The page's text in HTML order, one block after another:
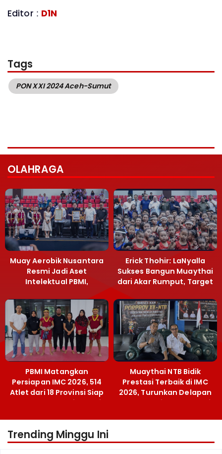
Editor : D1N
Tags
PON XXI 2024 Aceh-Sumut
OLAHRAGA
Muay Aerobik Nusantara
Resmi Jadi Aset
Intelektual PBMI,
Terobosan Bangun
Grassroots
Erick Thohir: LaNyalla
Sukses Bangun Muaythai
dari Akar Rumput, Target
PBMI Matangkan
Persiapan IMC 2026, 514
Atlet dari 18 Provinsi Siap
Berlaga Besok di Bekasi
Muaythai NTB Bidik
Prestasi Terbaik di IMC
2026, Turunkan Delapan
Atlet ke Kejurnas Bekasi
Trending Minggu Ini